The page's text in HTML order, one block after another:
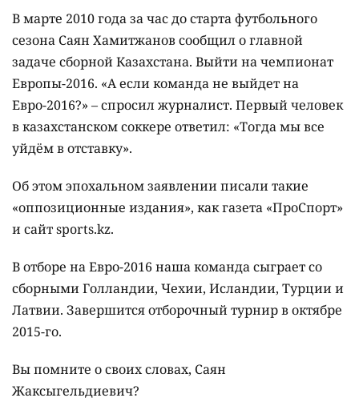
В марте 2010 года за час до старта футбольного
сезона Саян Хамитжанов сообщил о главной
задаче сборной Казахстана. Выйти на чемпионат
Европы-2016. «А если команда не выйдет на
Евро-2016?» – спросил журналист. Первый человек
в казахстанском соккере ответил: «Тогда мы все
уйдём в отставку».
Об этом эпохальном заявлении писали такие
«оппозиционные издания», как газета «ПроСпорт»
и сайт sports.kz.
В отборе на Евро-2016 наша команда сыграет со
сборными Голландии, Чехии, Исландии, Турции и
Латвии. Завершится отборочный турнир в октябре
2015-го.
Вы помните о своих словах, Саян
Жаксыгельдиевич?